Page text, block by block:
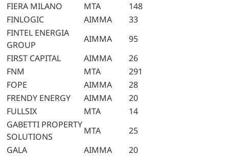
FIERA MILANO
MTA
148
FINLOGIC
AIMMA
33
FINTEL ENERGIA
GROUP
AIMMA
95
FIRST CAPITAL
AIMMA
26
FNM
MTA
291
FOPE
AIMMA
28
FRENDY ENERGY
AIMMA
20
FULLSIX
MTA
14
GABETTI PROPERTY
SOLUTIONS
MTA
25
GALA
AIMMA
20